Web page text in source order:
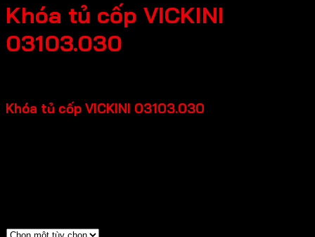
Khóa tủ cốp VICKINI
03103.030
Khóa tủ cốp VICKINI 03103.030